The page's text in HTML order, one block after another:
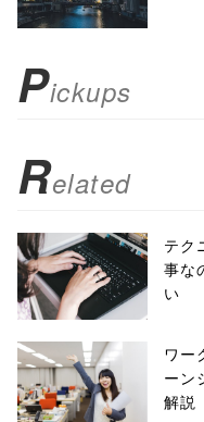
scrollbars=yes'
false;"> シェア
Pickups
Related
テク
事な
い
ワー
ーン
解説